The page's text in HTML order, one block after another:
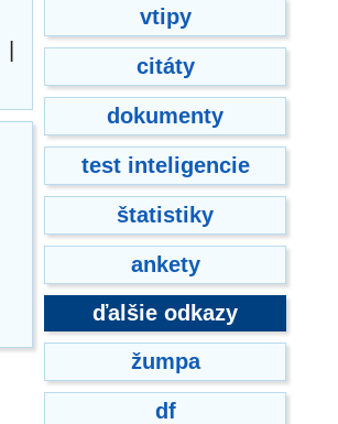
vtipy
citáty
dokumenty
test inteligencie
štatistiky
ankety
ďalšie odkazy
žumpa
df